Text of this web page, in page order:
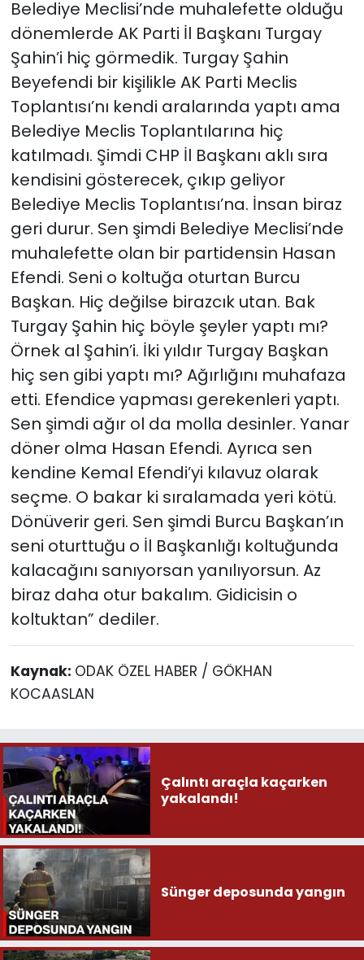
Belediye Meclisi’nde muhalefette olduğu
dönemlerde AK Parti İl Başkanı Turgay
Şahin’i hiç görmedik. Turgay Şahin
Beyefendi bir kişilikle AK Parti Meclis
Toplantısı’nı kendi aralarında yaptı ama
Belediye Meclis Toplantılarına hiç
katılmadı. Şimdi CHP İl Başkanı aklı sıra
kendisini gösterecek, çıkıp geliyor
Belediye Meclis Toplantısı’na. İnsan biraz
geri durur. Sen şimdi Belediye Meclisi’nde
muhalefette olan bir partidensin Hasan
Efendi. Seni o koltuğa oturtan Burcu
Başkan. Hiç değilse birazcık utan. Bak
Turgay Şahin hiç böyle şeyler yaptı mı?
Örnek al Şahin’i. İki yıldır Turgay Başkan
hiç sen gibi yaptı mı? Ağırlığını muhafaza
etti. Efendice yapması gerekenleri yaptı.
Sen şimdi ağır ol da molla desinler. Yanar
döner olma Hasan Efendi. Ayrıca sen
kendine Kemal Efendi’yi kılavuz olarak
seçme. O bakar ki sıralamada yeri kötü.
Dönüverir geri. Sen şimdi Burcu Başkan’ın
seni oturttuğu o İl Başkanlığı koltuğunda
kalacağını sanıyorsan yanılıyorsun. Az
biraz daha otur bakalım. Gidicisin o
koltuktan” dediler.
Kaynak: ODAK ÖZEL HABER / GÖKHAN
KOCAASLAN
Çalıntı araçla kaçarken
yakalandı!
Sünger deposunda yangın